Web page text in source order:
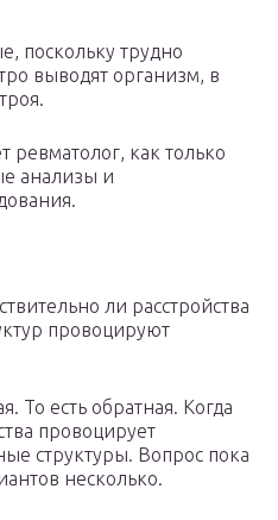
поскольку трудно
выводят организм, в
ревматолог, как только
анализы и
ли расстройства
провоцируют
То есть обратная. Когда
провоцирует
структуры. Вопрос пока
несколько.